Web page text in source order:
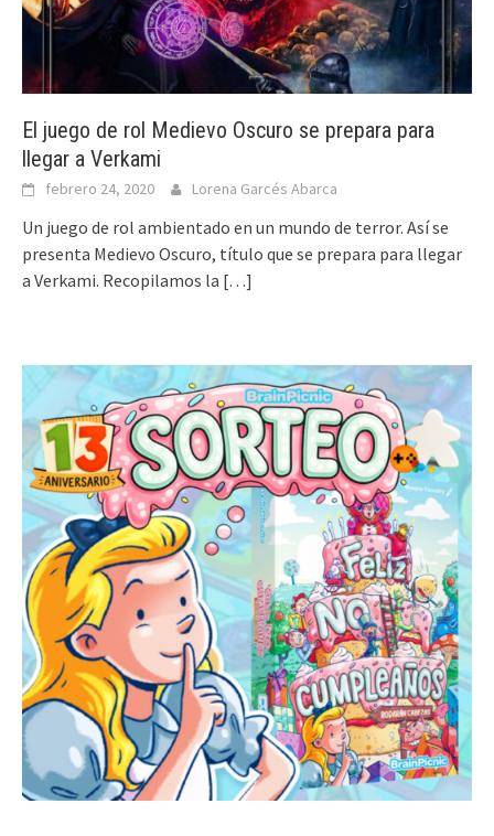
El juego de rol Medievo Oscuro se prepara para
llegar a Verkami
febrero 24, 2020 Lorena Garcés Abarca
Un juego de rol ambientado en un mundo de terror. Así se
presenta Medievo Oscuro, título que se prepara para llegar
a Verkami. Recopilamos la […]